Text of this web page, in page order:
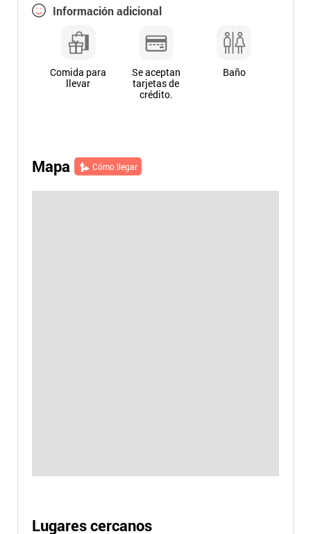
Información adicional
Comida para
llevar
Se aceptan
tarjetas de
crédito.
Baño
Mapa Cómo llegar
Lugares cercanos